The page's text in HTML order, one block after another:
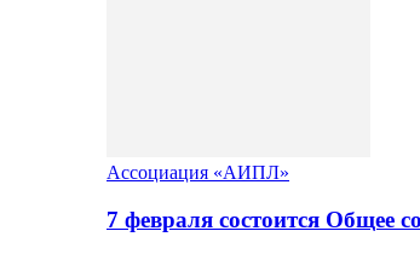
Ассоциация «АИПЛ»
7 февраля состоится Общее